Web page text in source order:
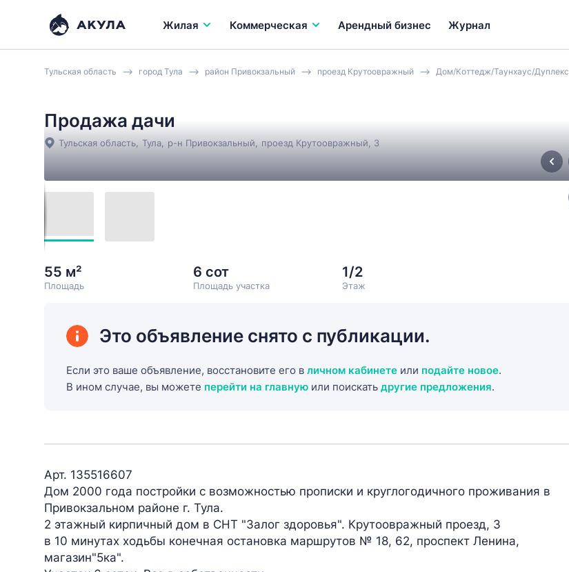
Жилая Коммерческая Арендный бизнес Журнал
Тульская область город Тула район Привокзальный проезд Крутоовражный Дом/Коттедж/Таунхаус/Дуплекс
Продажа дачи
Тульская область, Тула, р-н Привокзальный, проезд Крутоовражный, 3
55 м²
Площадь
6 сот
Площадь участка
1/2
Этаж
Это объявление снято с публикации.
Если это ваше объявление, восстановите его в личном кабинете или подайте новое.
В ином случае, вы можете перейти на главную или поискать другие предложения.
Арт. 135516607
Дом 2000 года постройки с возможностью прописки и круглогодичного проживания в
Привокзальном районе г. Тула.
2 этажный кирпичный дом в СНТ "Залог здоровья". Крутоовражный проезд, 3
в 10 минутах ходьбы конечная остановка маршрутов № 18, 62, проспект Ленина,
магазин"5ка".